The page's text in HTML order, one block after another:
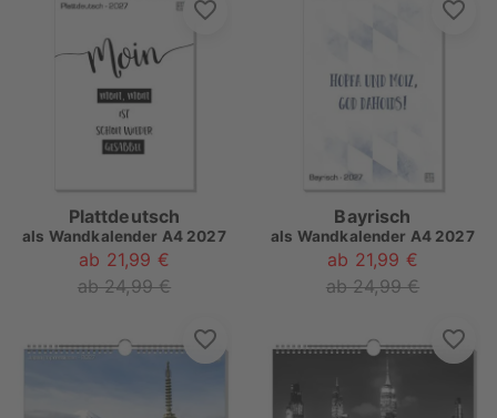
Plattdeutsch
als Wandkalender A4 2027
ab 21,99 €
ab 24,99 €
Bayrisch
als Wandkalender A4 2027
ab 21,99 €
ab 24,99 €